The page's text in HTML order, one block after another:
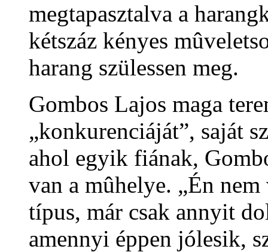
megtapasztalva a
kétszáz kényes
harang szülessen meg.
Gombos Lajos maga
„konkurenciáját”, saját
ahol egyik fiának,
van a mûhelye. „Én
típus, már csak annyit
amennyi éppen jólesik,